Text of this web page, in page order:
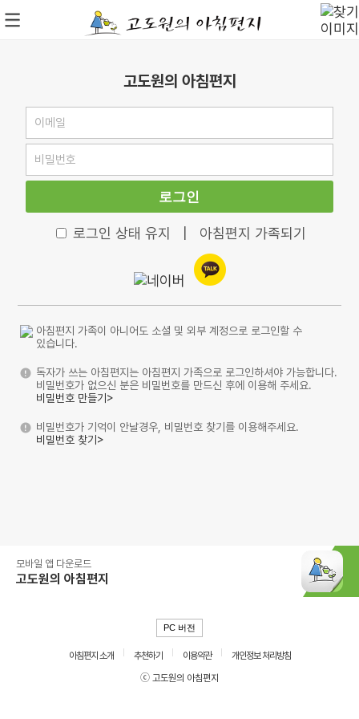
고도원의 아침편지
로그인
로그인 상태 유지 아침편지 가족되기
아침편지 가족이 아니어도 소셜 및 외부 계정으로 로그인할 수
있습니다.
독자가 쓰는 아침편지는 아침편지 가족으로 로그인하셔야 가능합니다.
비밀번호가 없으신 분은 비밀번호를 만드신 후에 이용해 주세요.
비밀번호 만들기>
비밀번호가 기억이 안날경우, 비밀번호 찾기를 이용해주세요.
비밀번호 찾기>
모바일 앱 다운로드
고도원의 아침편지
PC 버전
아침편지 소개 추천하기 이용약관
개인정보 처리방침
ⓒ 고도원의 아침편지